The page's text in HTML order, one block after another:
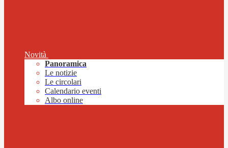
Novità
Panoramica
Le notizie
Le circolari
Calendario eventi
Albo online